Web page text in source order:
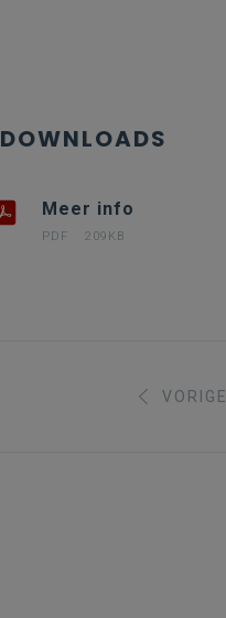
DOWNLOADS
Meer info
PDF 209KB
VORIGE